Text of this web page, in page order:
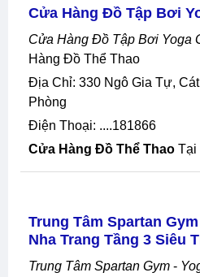
Cửa Hàng Đồ Tập Bơi
Cửa Hàng Đồ Tập Bơi Yoga
Hàng Đồ Thể Thao
Địa Chỉ: 330 Ngô Gia Tự, Cát Bi, Kiến An, Hải
Phòng
Điện Thoại: ....181866
Cửa Hàng Đồ Thể Thao Tại
Trung Tâm Spartan
Nha Trang Tầng 3 Siêu
Trung Tâm Spartan Gym -